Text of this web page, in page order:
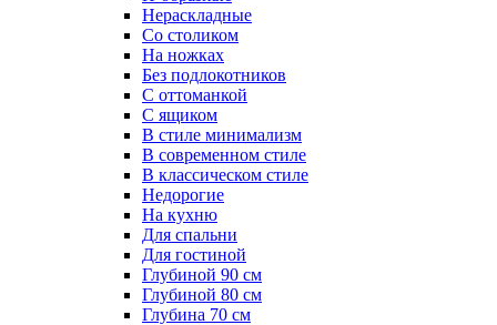
Нераскладные
Со столиком
На ножках
Без подлокотников
С оттоманкой
С ящиком
В стиле минимализм
В современном стиле
В классическом стиле
Недорогие
На кухню
Для спальни
Для гостиной
Глубиной 90 см
Глубиной 80 см
Глубина 70 см